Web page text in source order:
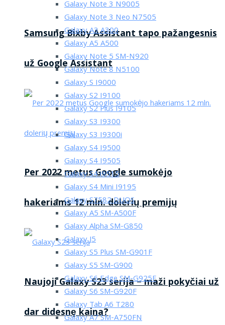
Samsung Bixby Assistant tapo pažangesnis
už Google Assistant
Per 2022 metus Google sumokėjo
hakeriams 12 mln. dolerių premijų
Naujoji Galaxy S23 serija – maži pokyčiai už
dar didesnę kaina?
Galaxy Note 3 N9005
Galaxy Note 3 Neo N7505
Galaxy A3 A300
Galaxy A5 A500
Galaxy Note 5 SM-N920
Galaxy Note 8 N5100
Galaxy S I9000
Galaxy S2 I9100
Galaxy S2 Plus I9105
Galaxy S3 I9300
Galaxy S3 I9300i
Galaxy S4 I9500
Galaxy S4 I9505
Galaxy S4 i9515
Galaxy S4 Mini I9195
Galaxy S7582 DUOS
Galaxy A5 SM-A500F
Galaxy Alpha SM-G850
Galaxy J5
Galaxy S5 Plus SM-G901F
Galaxy S5 SM-G900
Galaxy S6 Edge SM-G925F
Galaxy S6 SM-G920F
Galaxy Tab A6 T280
Galaxy A7 SM-A750FN